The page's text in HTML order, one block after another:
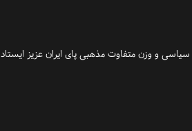
و وزن متفاوت مذهبی پای ایران عزیز ایستاد